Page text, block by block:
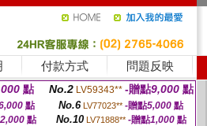
付款方式 問題反映
點 No.2 LV59343** -贈點9,000 點
點 No.6 LV77023** -贈點5,000點
2,000點 No.10 LV71888** -贈點1,000 點